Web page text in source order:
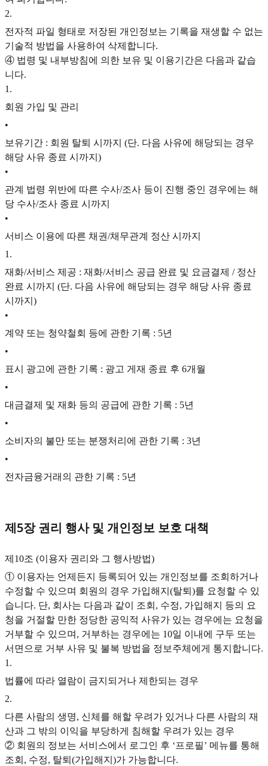
2.
전자적 파일 형태로 저장된 개인정보는 기록을 재생할 수 없는
기술적 방법을 사용하여 삭제합니다.
④ 법령 및 내부방침에 의한 보유 및 이용기간은 다음과 같습
니다.
1 .
회원 가입 및 관리
•
보유기간 : 회원 탈퇴 시까지 (단. 다음 사유에 해당되는 경우
해당 사유 종료 시까지)
•
관계 법령 위반에 따른 수사/조사 등이 진행 중인 경우에는 해
당 수사/조사 종료 시까지
•
서비스 이용에 따른 채권/채무관계 정산 시까지
1 .
재화/서비스 제공 : 재화/서비스 공급 완료 및 요금결제 / 정산
완료 시까지 (단. 다음 사유에 해당되는 경우 해당 사유 종료
시까지)
•
계약 또는 청약철회 등에 관한 기록 : 5년
•
표시 광고에 관한 기록 : 광고 게재 종료 후 6개월
•
대금결제 및 재화 등의 공급에 관한 기록 : 5년
•
소비자의 불만 또는 분쟁처리에 관한 기록 : 3년
•
전자금융거래의 관한 기록 : 5년
제5장 권리 행사 및 개인정보 보호 대책
제10조 (이용자 권리와 그 행사방법)
① 이용자는 언제든지 등록되어 있는 개인정보를 조회하거나
수정할 수 있으며 회원의 경우 가입해지(탈퇴)를 요청할 수 있
습니다. 단, 회사는 다음과 같이 조회, 수정, 가입해지 등의 요
청을 거절할 만한 정당한 공익적 사유가 있는 경우에는 요청을
거부할 수 있으며, 거부하는 경우에는 10일 이내에 구두 또는
서면으로 거부 사유 및 불복 방법을 정보주체에게 통지합니다.
1 .
법률에 따라 열람이 금지되거나 제한되는 경우
2.
다른 사람의 생명, 신체를 해할 우려가 있거나 다른 사람의 재
산과 그 밖의 이익을 부당하게 침해할 우려가 있는 경우
② 회원의 정보는 서비스에서 로그인 후 ‘프로필’ 메뉴를 통해
조회, 수정, 탈퇴(가입해지)가 가능합니다.